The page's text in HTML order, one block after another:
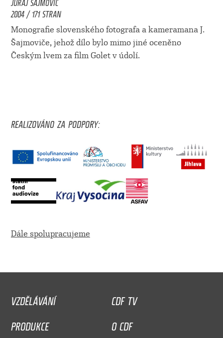
2004 / 171 STRAN
Monografie slovenského fotografa a kameramana J.
Šajmoviče, jehož dílo bylo mimo jiné oceněno
Českým lvem za film Golet v údolí.
REALIZOVÁNO ZA PODPORY:
Dále spolupracujeme
VZDĚLÁVÁNÍ
CDF TV
PRODUKCE
O CDF